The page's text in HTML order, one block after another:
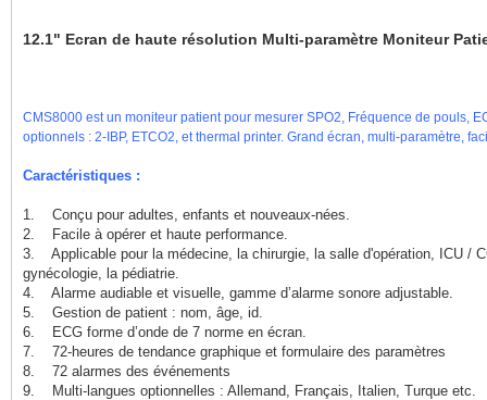
12.1" Ecran de haute résolution Multi-paramètre Moniteur
CMS8000 est un moniteur patient pour mesurer SPO2, Fréquence de pouls,
optionnels : 2-IBP, ETCO2, et thermal printer. Grand écran, multi-paramètre,
Caractéristiques :
1. Conçu pour adultes, enfants et nouveaux-nées.
2. Facile à opérer et haute performance.
3. Applicable pour la médecine, la chirurgie, la salle d'opération, ICU /
gynécologie, la pédiatrie.
4. Alarme audiable et visuelle, gamme d’alarme sonore adjustable.
5. Gestion de patient : nom, âge, id.
6. ECG forme d’onde de 7 norme en écran.
7. 72-heures de tendance graphique et formulaire des paramètres
8. 72 alarmes des événements
9. Multi-langues optionnelles : Allemand, Français, Italien, Turque etc.